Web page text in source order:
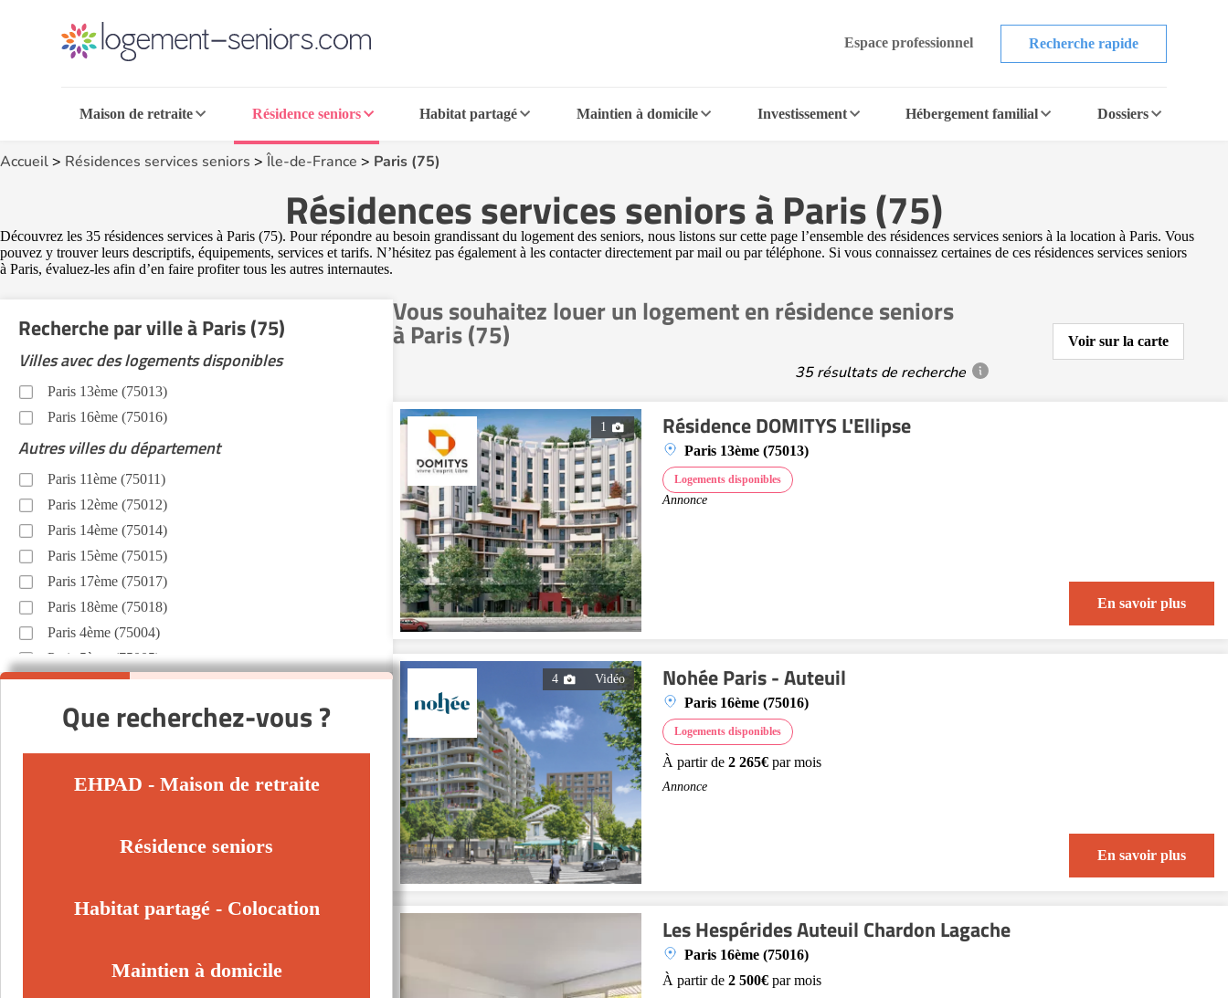
Espace professionnel Recherche rapide
Maison de retraite Résidence seniors Habitat partagé Maintien à domicile Investissement Hébergement familial Dossiers
Accueil> Résidences services seniors > Île-de-France > Paris (75)
Résidences services seniors à Paris (75)
Découvrez les 35 résidences services à Paris (75). Pour répondre au besoin grandissant du logement des seniors, nous listons sur cette page l’ensemble des résidences services seniors à la location à Paris. Vous
pouvez y trouver leurs descriptifs, équipements, services et tarifs. N’hésitez pas également à les contacter directement par mail ou par téléphone. Si vous connaissez certaines de ces résidences services seniors
à Paris, évaluez-les afin d’en faire profiter tous les autres internautes.
Vous souhaitez louer un logement en résidence seniors
à Paris (75)
35 résultats de recherche
Voir sur la carte
1 Résidence DOMITYS L'Ellipse
Paris 13ème (75013)
Logements disponibles
Annonce
En savoir plus
4 Vidéo Nohée Paris - Auteuil
Paris 16ème (75016)
Logements disponibles
À partir de 2 265€ par mois
Annonce
En savoir plus
Les Hespérides Auteuil Chardon Lagache
Paris 16ème (75016)
À partir de 2 500€ par mois
Recherche par ville à Paris (75)
Villes avec des logements disponibles
Paris 13ème (75013)
Paris 16ème (75016)
Autres villes du département
Paris 11ème (75011)
Paris 12ème (75012)
Paris 14ème (75014)
Paris 15ème (75015)
Paris 17ème (75017)
Paris 18ème (75018)
Paris 4ème (75004)
Paris 5ème (75005)
Paris 7ème (75007)
Paris 8ème (75008)
Que recherchez-vous ?
EHPAD - Maison de retraite
Résidence seniors
Habitat partagé - Colocation
Maintien à domicile